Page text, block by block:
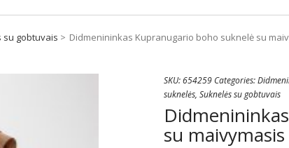
su gobtuvais Didmenininkas Kupranugario boho suknelė su
SKU:654259 Categories:
suknelės, Suknelės su gobtuvais
su maivymasis